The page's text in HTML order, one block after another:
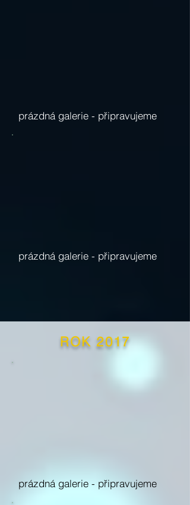
prázdná galerie - připravujeme
prázdná galerie - připravujeme
ROK 2017
prázdná galerie - připravujeme